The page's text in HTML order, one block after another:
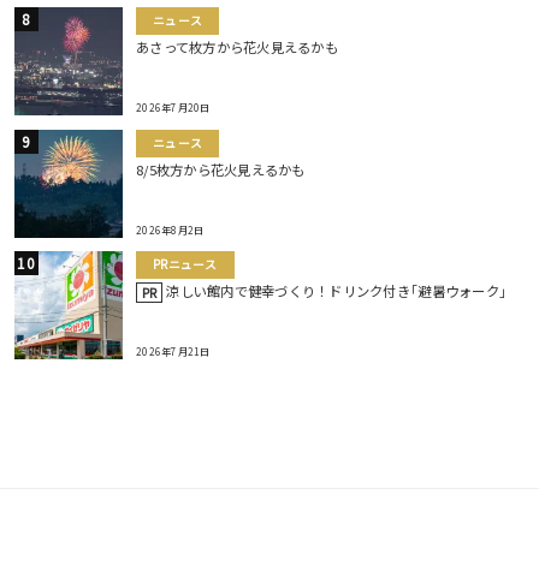
ニュース
あさって枚方から花火見えるかも
2026年7月20日
ニュース
8/5枚方から花火見えるかも
2026年8月2日
PRニュース
PR 涼しい館内で健幸づくり！ドリンク付き｢避暑ウォーク｣
2026年7月21日